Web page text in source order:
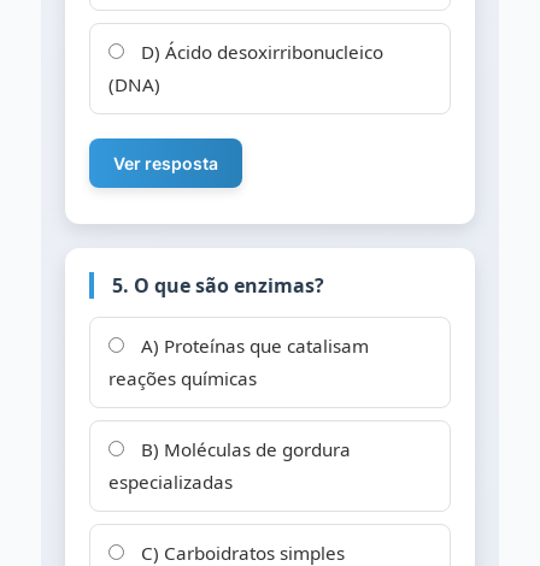
D) Ácido desoxirribonucleico
(DNA)
Ver resposta
5. O que são enzimas?
A) Proteínas que catalisam
reações químicas
B) Moléculas de gordura
especializadas
C) Carboidratos simples